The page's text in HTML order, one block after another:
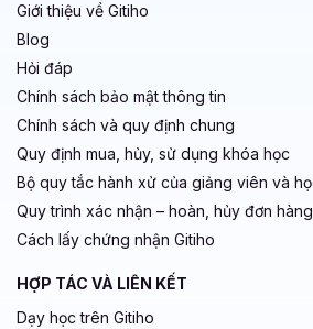
Giới thiệu về Gitiho
Blog
Hỏi đáp
Chính sách bảo mật thông tin
Chính sách và quy định chung
Quy định mua, hủy, sử dụng khóa học
Bộ quy tắc hành xử của giảng viên và
Quy trình xác nhận – hoàn, hủy đơn
Cách lấy chứng nhận Gitiho
HỢP TÁC VÀ LIÊN KẾT
Dạy học trên Gitiho